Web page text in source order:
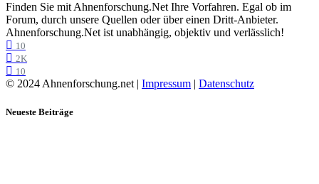
Finden Sie mit Ahnenforschung.Net Ihre Vorfahren. Egal ob im
Forum, durch unsere Quellen oder über einen Dritt-Anbieter.
Ahnenforschung.Net ist unabhängig, objektiv und verlässlich!
10
2K
10
© 2024 Ahnenforschung.net | Impressum | Datenschutz
Neueste Beiträge